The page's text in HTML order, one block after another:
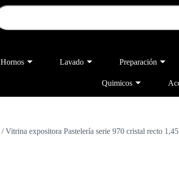
Hornos Lavado Preparación
Quimicos
/ Vitrina expositora Pastelería serie 970 cristal recto